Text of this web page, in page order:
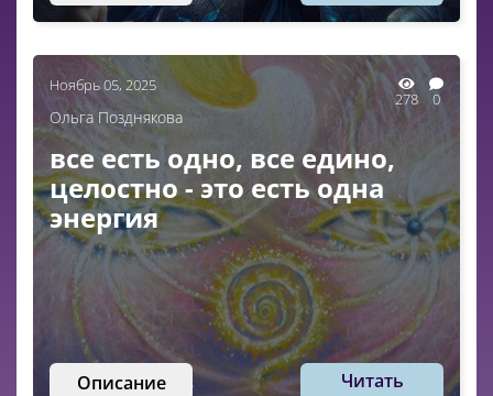
Ноябрь 05, 2025
278 0
Ольга Позднякова
все есть одно, все едино,
целостно - это есть одна
энергия
Описание Читать